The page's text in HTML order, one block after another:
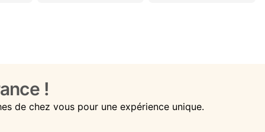
!
de chez vous pour une expérience unique.